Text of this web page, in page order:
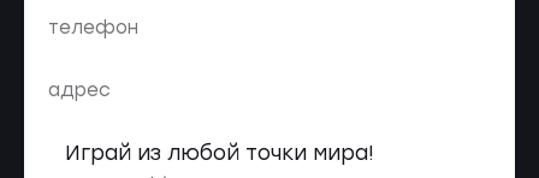
телефон
адрес
Играй из любой точки мира!